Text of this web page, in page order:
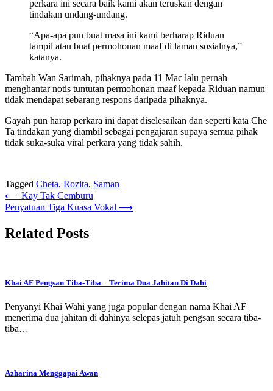
perkara ini secara baik kami akan teruskan dengan
tindakan undang-undang.
“Apa-apa pun buat masa ini kami berharap Riduan
tampil atau buat permohonan maaf di laman sosialnya,”
katanya.
Tambah Wan Sarimah, pihaknya pada 11 Mac lalu pernah
menghantar notis tuntutan permohonan maaf kepada Riduan namun
tidak mendapat sebarang respons daripada pihaknya.
Gayah pun harap perkara ini dapat diselesaikan dan seperti kata Che
Ta tindakan yang diambil sebagai pengajaran supaya semua pihak
tidak suka-suka viral perkara yang tidak sahih.
Tagged Cheta, Rozita, Saman
Post
navigation
⟵ Kay Tak Cemburu
Penyatuan Tiga Kuasa Vokal ⟶
Related Posts
Khai AF Pengsan Tiba-Tiba – Terima Dua Jahitan Di Dahi
Penyanyi Khai Wahi yang juga popular dengan nama Khai AF
menerima dua jahitan di dahinya selepas jatuh pengsan secara tiba-
tiba…
Azharina Menggapai Awan